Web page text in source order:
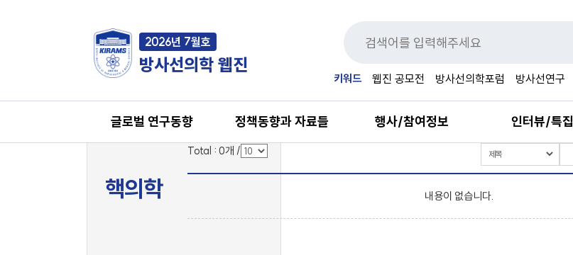
2026년 7월호
방사선의학 웹진
키워드 웹진 공모전 방사선의학포럼 방사선연구
글로벌 연구동향 정책동향과 자료들 행사/참여정보 인터뷰/특집
핵의학
Total : 0개 /
내용이 없습니다.